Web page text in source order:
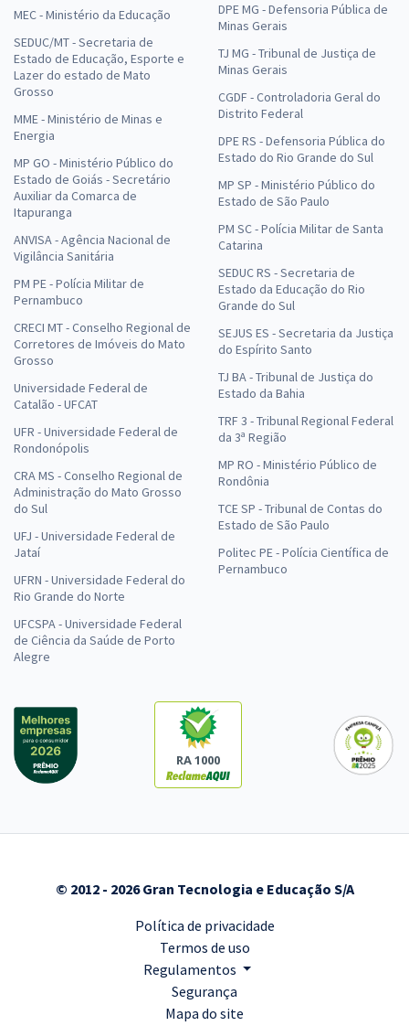
MEC - Ministério da Educação
SEDUC/MT - Secretaria de
Estado de Educação, Esporte e
Lazer do estado de Mato
Grosso
MME - Ministério de Minas e
Energia
MP GO - Ministério Público do
Estado de Goiás - Secretário
Auxiliar da Comarca de
Itapuranga
ANVISA - Agência Nacional de
Vigilância Sanitária
PM PE - Polícia Militar de
Pernambuco
CRECI MT - Conselho Regional de
Corretores de Imóveis do Mato
Grosso
Universidade Federal de
Catalão - UFCAT
UFR - Universidade Federal de
Rondonópolis
CRA MS - Conselho Regional de
Administração do Mato Grosso
do Sul
UFJ - Universidade Federal de
Jataí
UFRN - Universidade Federal do
Rio Grande do Norte
UFCSPA - Universidade Federal
de Ciência da Saúde de Porto
Alegre
DPE MG - Defensoria Pública de
Minas Gerais
TJ MG - Tribunal de Justiça de
Minas Gerais
CGDF - Controladoria Geral do
Distrito Federal
DPE RS - Defensoria Pública do
Estado do Rio Grande do Sul
MP SP - Ministério Público do
Estado de São Paulo
PM SC - Polícia Militar de Santa
Catarina
SEDUC RS - Secretaria de
Estado da Educação do Rio
Grande do Sul
SEJUS ES - Secretaria da Justiça
do Espírito Santo
TJ BA - Tribunal de Justiça do
Estado da Bahia
TRF 3 - Tribunal Regional Federal
da 3ª Região
MP RO - Ministério Público de
Rondônia
TCE SP - Tribunal de Contas do
Estado de São Paulo
Politec PE - Polícia Científica de
Pernambuco
RA 1000
© 2012 - 2026 Gran Tecnologia e Educação S/A
Política de privacidade
Termos de uso
Regulamentos
Segurança
Mapa do site